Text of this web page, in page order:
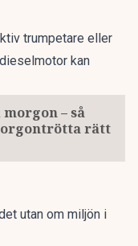
trumpetare eller
kan
– så
rätt
utan om miljön i